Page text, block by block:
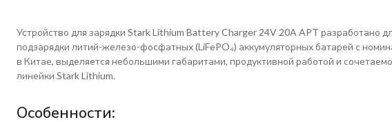
Устройство для зарядки Stark Lithium Battery Charger 24V 20A APT разработано
подзарядки литий-железо-фосфатных (LiFePO₄) аккумуляторных батарей с
в Китае, выделяется небольшими габаритами, продуктивной работой и
линейки Stark Lithium.
Особенности: